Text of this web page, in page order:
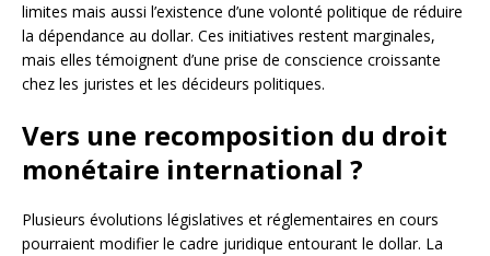
limites mais aussi l’existence d’une volonté politique de réduire
la dépendance au dollar. Ces initiatives restent marginales,
mais elles témoignent d’une prise de conscience croissante
chez les juristes et les décideurs politiques.
Vers une recomposition du droit
monétaire international ?
Plusieurs évolutions législatives et réglementaires en cours
pourraient modifier le cadre juridique entourant le dollar. La